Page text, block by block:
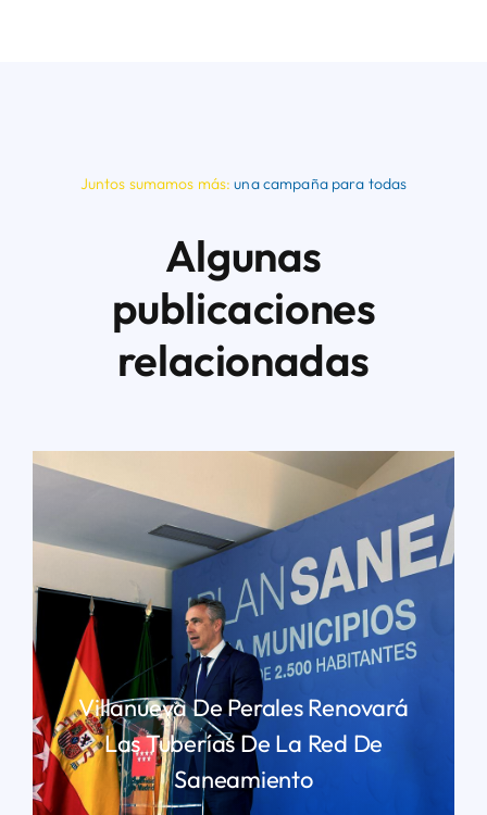
Juntos sumamos más:una campaña para todas
Algunas
publicaciones
relacionadas
Villanueva De Perales Renovará
Las Tuberías De La Red De
Saneamiento